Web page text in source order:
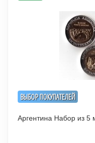
ВЫБОР ПОКУПАТЕЛЕЙ